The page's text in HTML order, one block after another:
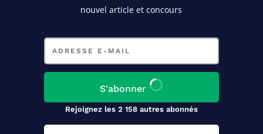
nouvel article et concours
Adresse
mail
S'abonner
Rejoignez les 2 158 autres abonnés